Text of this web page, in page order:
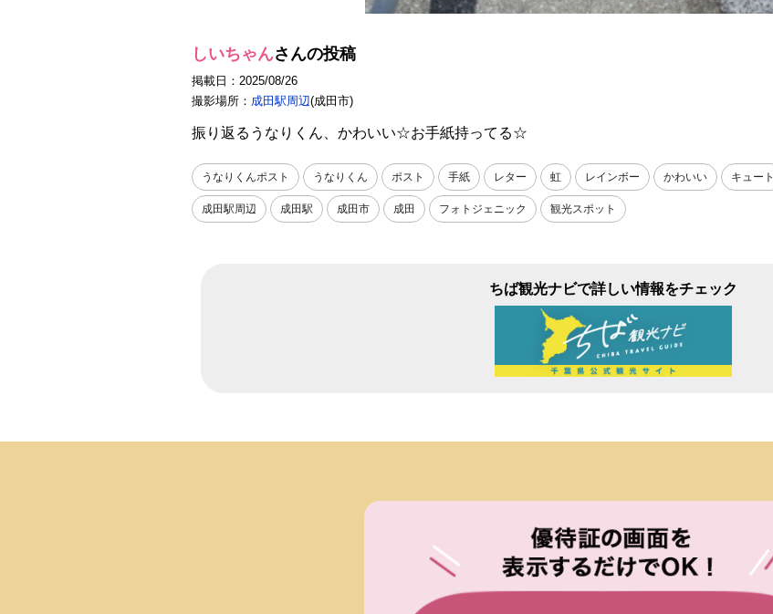
しいちゃんさんの投稿
掲載日：2025/08/26
撮影場所： 成田駅周辺(成田市)
振り返るうなりくん、かわいい☆お手紙持ってる☆
うなりくんポスト うなりくん ポスト 手紙 レター 虹 レインボー かわいい キュート
成田駅周辺 成田駅 成田市 成田 フォトジェニック 観光スポット
ちば観光ナビで詳しい情報をチェック